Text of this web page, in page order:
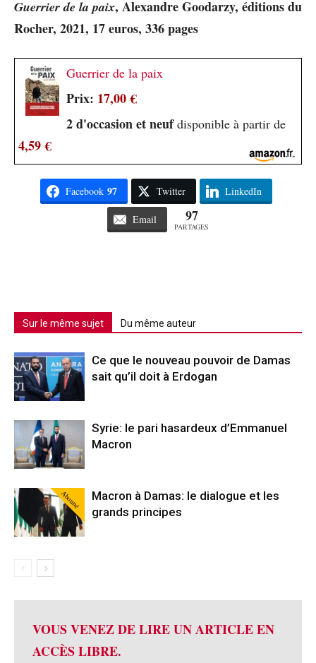
Guerrier de la paix, Alexandre Goodarzy, éditions du
Rocher, 2021, 17 euros, 336 pages
Guerrier de la paix
Prix: 17,00 €
2 d'occasion et neufdisponible à partir de
4,59 €
Facebook 97 Twitter LinkedIn
Email 97
PARTAGES
Sur le même sujet Du même auteur
Ce que le nouveau pouvoir de Damas
sait qu’il doit à Erdogan
Syrie: le pari hasardeux d’Emmanuel
Macron
Abonné
Macron à Damas: le dialogue et les
grands principes
VOUS VENEZ DE LIRE UN ARTICLE EN
ACCÈS LIBRE.